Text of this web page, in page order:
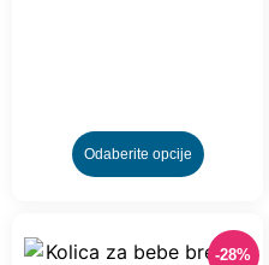
Odaberite opcije
-28%